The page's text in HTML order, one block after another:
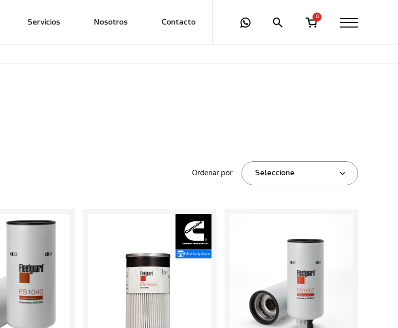
Servicios Nosotros Contacto
0
Ordenar por Seleccione